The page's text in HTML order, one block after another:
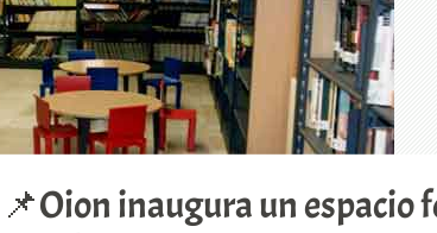
📌Oion inaugura un espacio